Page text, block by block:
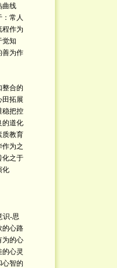
曲线
：常人
程作为
觉知
善为作
整合的
田拓展
稳把控
的道化
质教育
作为之
化之于
化
识-思
的心路
为的心
的心灵
心智的